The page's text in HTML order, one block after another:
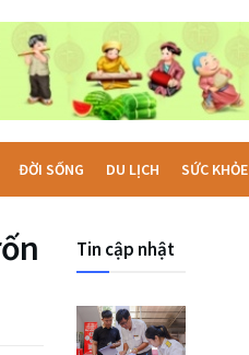
ĐỜI SỐNG DU LỊCH SỨC KHỎE
Tin cập nhật